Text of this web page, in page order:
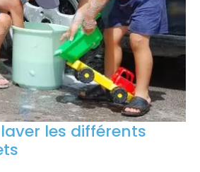
les différents